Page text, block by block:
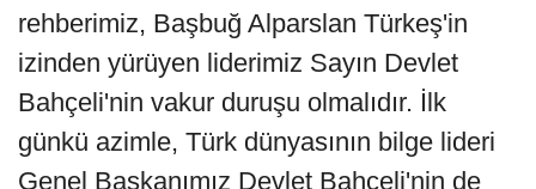
rehberimiz, Başbuğ Alparslan Türkeş'in
izinden yürüyen liderimiz Sayın Devlet
Bahçeli'nin vakur duruşu olmalıdır. İlk
günkü azimle, Türk dünyasının bilge lideri
Genel Başkanımız Devlet Bahçeli'nin de